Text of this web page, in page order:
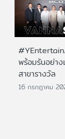
พร้อมรันอย่า
สาขารางวัล
16 กรกฎาคม